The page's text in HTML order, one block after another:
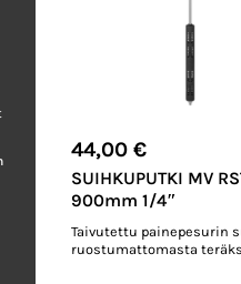
44,00 €
SUIHKUPUTKI MV
900mm 1/4″
Taivutettu painepesurin
ruostumattomasta